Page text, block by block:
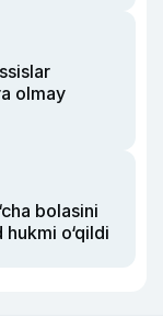
olmay
bolasini
o‘qildi